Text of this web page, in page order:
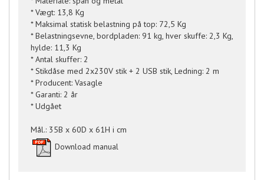
* Vægt: 13,8 Kg
* Maksimal statisk belastning på top: 72,5 Kg
* Belastningsevne, bordpladen: 91 kg, hver skuffe: 2,3 Kg,
hylde: 11,3 Kg
* Antal skuffer: 2
* Stikdåse med 2x230V stik + 2 USB stik, Ledning: 2 m
* Producent: Vasagle
* Garanti: 2 år
* Udgået
Mål.: 35B x 60D x 61H i cm
Download manual